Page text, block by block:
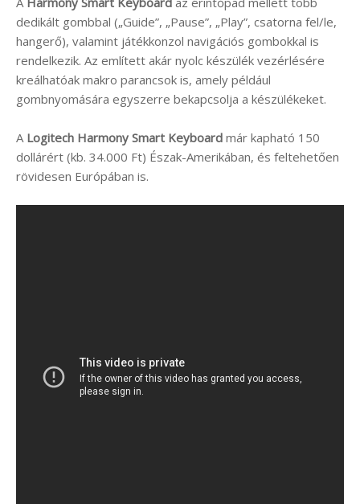
dedikált gombbal („Guide”, „Pause”, „Play”, csatorna fel/le,
hangerő), valamint játékkonzol navigációs gombokkal is
rendelkezik. Az említett akár nyolc készülék vezérlésére
kreálhatóak makro parancsok is, amely például
gombnyomására egyszerre bekapcsolja a készülékeket.
A Logitech Harmony Smart Keyboard már kapható 150
dollárért (kb. 34.000 Ft) Észak-Amerikában, és feltehetően
rövidesen Európában is.